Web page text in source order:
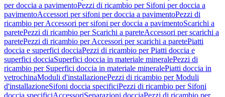
per doccia a pavimentoPezzi di ricambio per Sifoni per doccia a
pavimentoAccessori per sifoni per doccia a pavimentoPezzi di
ricambio per Accessori per sifoni per doccia a pavimentoScarichi a
paretePezzi di ricambio per Scarichi a pareteAccessori per scarichi a
paretePezzi di ricambio per Accessori per scarichi a paretePiatti
doccia e superfici docciaPezzi di ricambio per Piatti doccia e
superfici docciaSuperfici doccia in materiale mineralePezzi di
ricambio per Superfici doccia in materiale mineralePiatti doccia in
vetrochinaModuli d'installazionePezzi di ricambio per Moduli
d'installazioneSifoni doccia specificiPezzi di ricambio per Sifoni
doccia specificiAccessoriSeparazioni docciaPezzi di ricambio per